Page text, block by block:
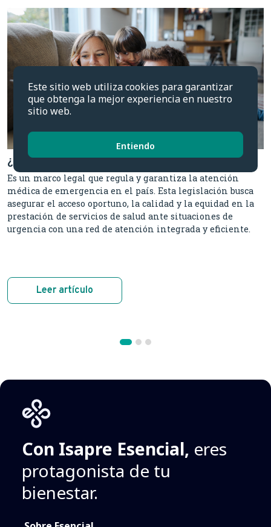
¿Qué es la Ley de Urgencia en Chile?
Es un marco legal que regula y garantiza la atención
médica de emergencia en el país. Esta legislación busca
asegurar el acceso oportuno, la calidad y la equidad en la
prestación de servicios de salud ante situaciones de
urgencia con una red de atención integrada y eficiente.
Leer artículo
Con Isapre Esencial, eres
protagonista de tu
bienestar.
Este sitio web utiliza cookies para garantizar
que obtenga la mejor experiencia en nuestro
sitio web.
Entiendo